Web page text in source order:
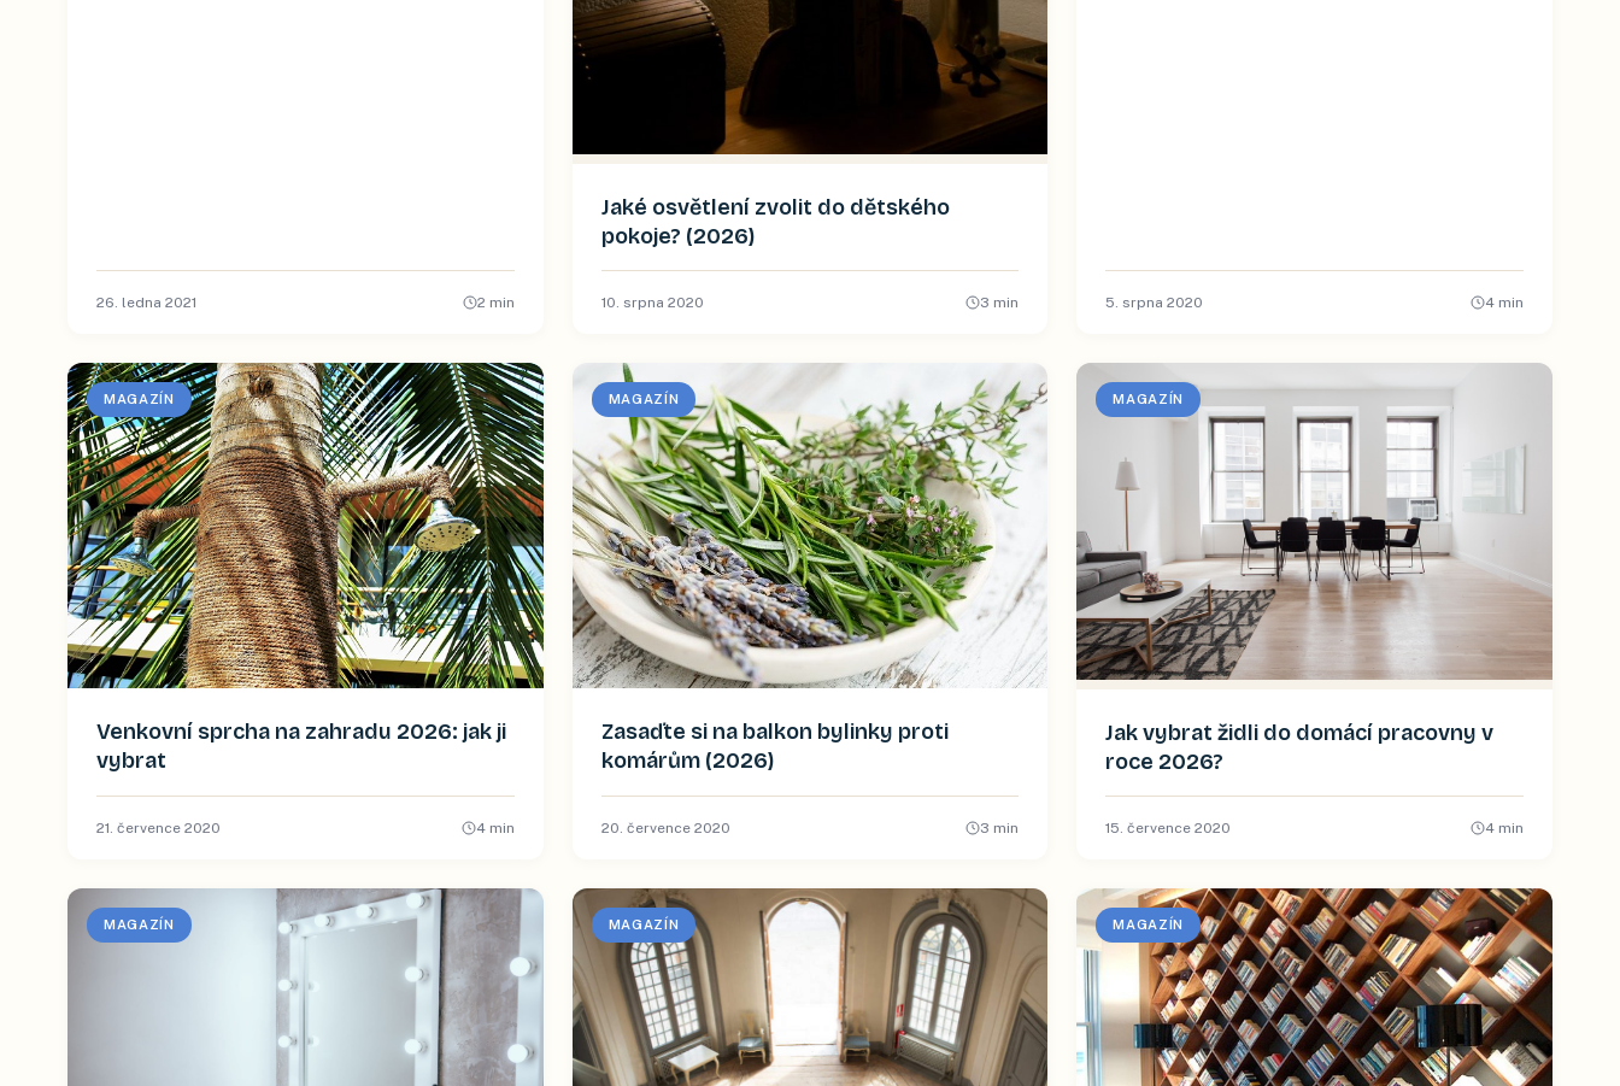
26. ledna 2021 2 min
Jaké osvětlení zvolit do dětského
pokoje? (2026)
10. srpna 2020 3 min 5. srpna 2020 4min
MAGAZÍN
Venkovní sprcha na zahradu 2026: jak ji
vybrat
21. července 2020 4min
MAGAZÍN
Zasaďte si na balkon bylinky proti
komárům (2026)
20. července 2020 3 min
MAGAZÍN
Jak vybrat židli do domácí pracovny v
roce 2026?
15. července 2020 4min
MAGAZÍN MAGAZÍN MAGAZÍN